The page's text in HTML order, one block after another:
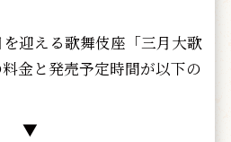
迎える歌舞伎座「三月大歌
金と発売予定時間が以下の
▼